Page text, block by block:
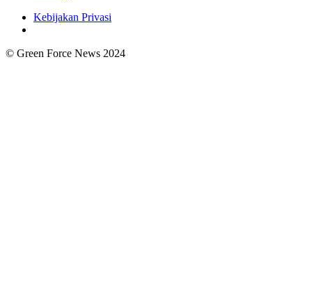
Kebijakan Privasi
© Green Force News 2024